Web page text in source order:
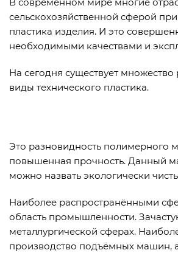
В современном мире многие
сельскохозяйственной сферой
пластика изделия. И это
необходимыми качествами и
На сегодня существует
виды технического пластика.
Это разновидность полимерного
повышенная прочность. Данный
можно назвать экологически
Наиболее распространёнными
область промышленности.
металлургической сферах.
производство подъёмных машин, а